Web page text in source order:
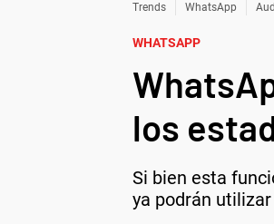
Trends WhatsApp
WHATSAPP
los
Si bien esta
ya podrán